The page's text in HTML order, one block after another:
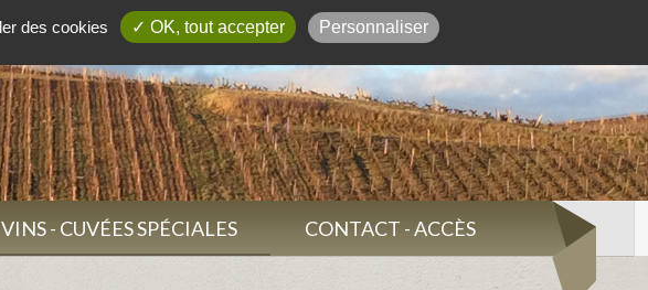
03 84 37 45 10
VINS - CUVÉES SPÉCIALES CONTACT - ACCÈS
des cookies ✓ OK, tout accepter Personnaliser